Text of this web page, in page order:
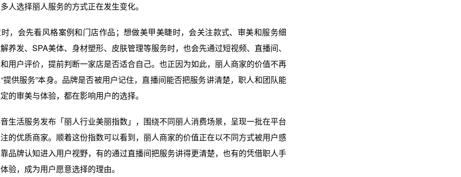
人选择丽人服务的方式正在发生变化。
，会先看风格案例和门店作品；想做美甲美睫时，会关注款式、审美和服务细
养发、SPA美体、身材塑形、皮肤管理等服务时，也会先通过短视频、直播间、
用户评价，提前判断一家店是否适合自己。也正因为如此，丽人商家的价值不再
提供服务”本身。品牌是否被用户记住，直播间能否把服务讲清楚，职人和团队能
的审美与体验，都在影响用户的选择。
生活服务发布「丽人行业美丽指数」，围绕不同丽人消费场景，呈现一批在平台
的优质商家。顺着这份指数可以看到，丽人商家的价值正在以不同方式被用户感
品牌认知进入用户视野，有的通过直播间把服务讲得更清楚，也有的凭借职人手
验，成为用户愿意选择的理由。